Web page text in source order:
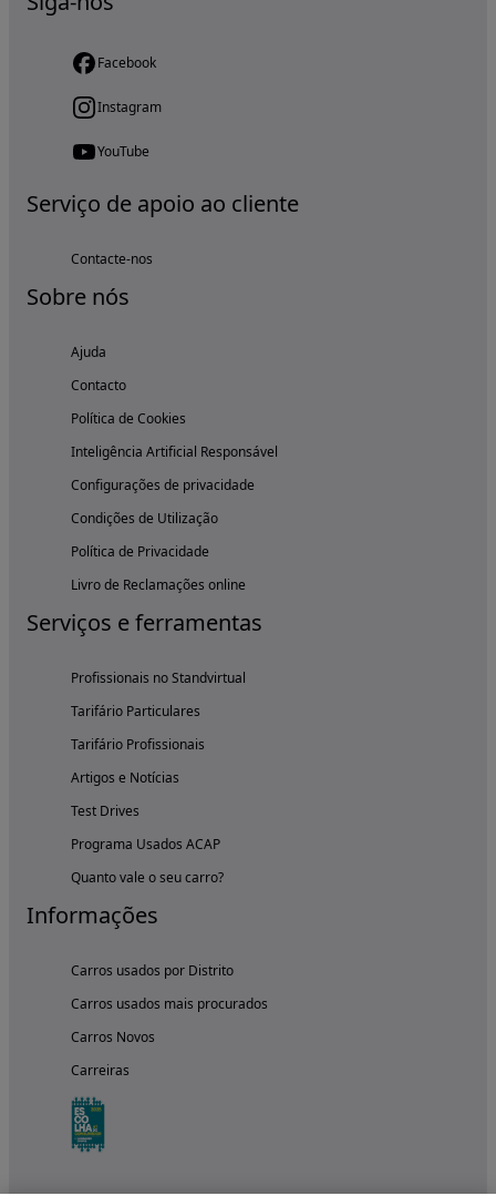
Facebook
Instagram
YouTube
Serviço de apoio ao cliente
Contacte-nos
Sobre nós
Ajuda
Contacto
Política de Cookies
Inteligência Artificial Responsável
Configurações de privacidade
Condições de Utilização
Política de Privacidade
Livro de Reclamações online
Serviços e ferramentas
Profissionais no Standvirtual
Tarifário Particulares
Tarifário Profissionais
Artigos e Notícias
Test Drives
Programa Usados ACAP
Quanto vale o seu carro?
Informações
Carros usados por Distrito
Carros usados mais procurados
Carros Novos
Carreiras